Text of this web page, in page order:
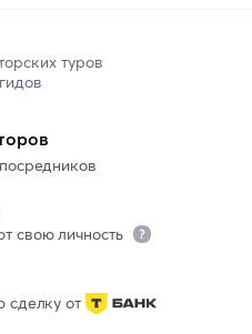
туров
свою личность
сделку от